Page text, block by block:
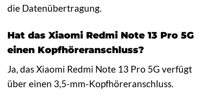
die Datenübertragung.
Hat das Xiaomi Redmi Note 13 Pro 5G
einen Kopfhöreranschluss?
Ja, das Xiaomi Redmi Note 13 Pro 5G verfügt
über einen 3,5-mm-Kopfhöreranschluss.